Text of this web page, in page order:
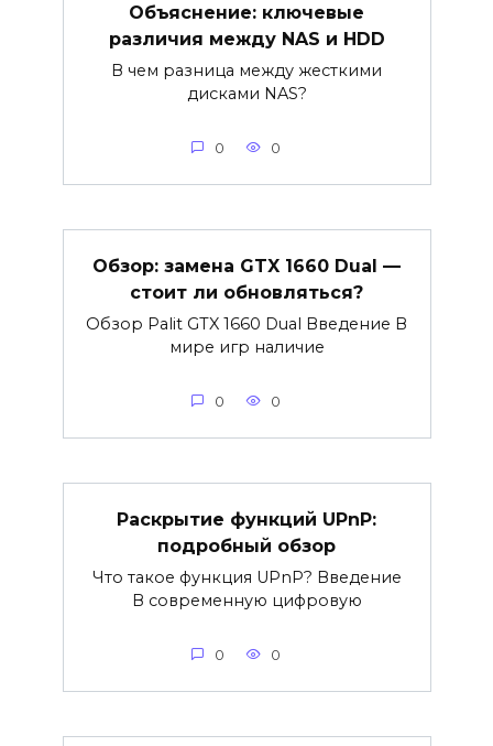
Объяснение: ключевые
различия между NAS и HDD
В чем разница между жесткими
дисками NAS?
0 0
Обзор: замена GTX 1660 Dual —
стоит ли обновляться?
Обзор Palit GTX 1660 Dual Введение В
мире игр наличие
0 0
Раскрытие функций UPnP:
подробный обзор
Что такое функция UPnP? Введение
В современную цифровую
0 0